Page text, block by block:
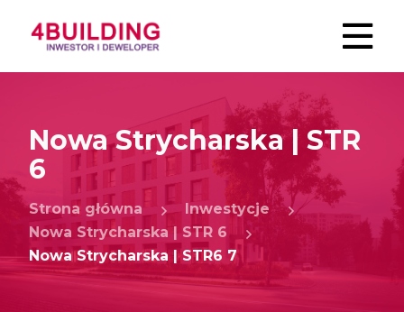
Nowa Strycharska | STR
6
Strona główna
Inwestycje
Nowa Strycharska | STR 6
Nowa Strycharska | STR6 7